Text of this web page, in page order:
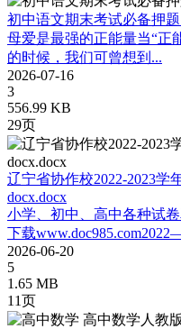
初中语文期末考试必备押
母爱是最强的正能量当“正
的时候，我们可曾想到...
2026-07-16
3
556.99 KB
29页
辽宁省协作校2022-2023学
docx.docx
小学、初中、高中各种试
下载
2026-06-20
5
1.65 MB
11页